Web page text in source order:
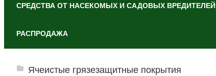
СРЕДСТВА ОТ НАСЕКОМЫХ И САДОВЫХ ВРЕДИТЕЛЕЙ
РАСПРОДАЖА
Ячеистые грязезащитные покрытия